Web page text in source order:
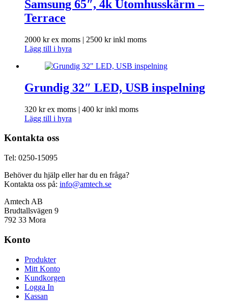
Samsung 65″, 4k Utomhusskärm –
Terrace
2000 krex moms | 2500 krinkl moms
Lägg till i hyra
Grundig 32″ LED, USB inspelning
320 krex moms | 400 krinkl moms
Lägg till i hyra
Kontakta oss
Tel: 0250-15095
Behöver du hjälp eller har du en fråga?
Kontakta oss på: info@amtech.se
Amtech AB
Brudtallsvägen 9
792 33 Mora
Konto
Produkter
Mitt Konto
Kundkorgen
Logga In
Kassan